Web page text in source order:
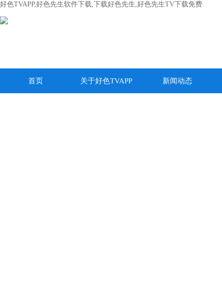
好色TVAPP,好色先生软件下载,下载好色先生,好色先生TV下载免费
首页 关于好色TVAPP 新闻动态